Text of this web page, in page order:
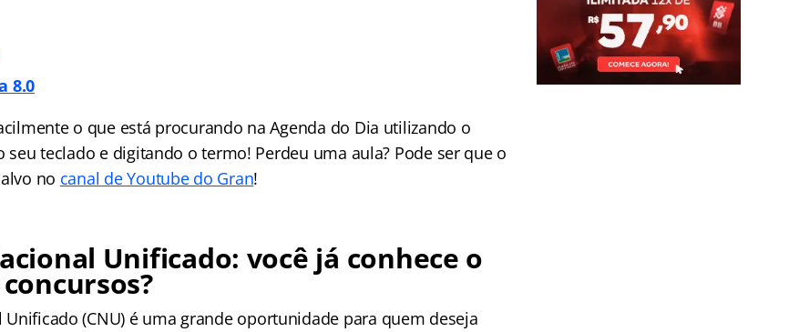
8.0
o que está procurando na Agenda do Dia utilizando o
seu teclado e digitando o termo! Perdeu uma aula? Pode ser que o
no canal de Youtube do Gran!
Unificado: você já conhece o
Unificado (CNU) é uma grande oportunidade para quem deseja